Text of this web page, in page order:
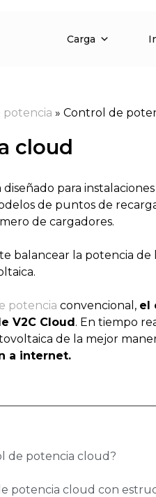
Carga
potencia » Control de
cloud
diseñado para
de puntos de
de cargadores.
balancear la potencia
potencia convencional, el
V2C Cloud. En tiempo
de la mejor
a internet.
de potencia cloud?
potencia cloud con